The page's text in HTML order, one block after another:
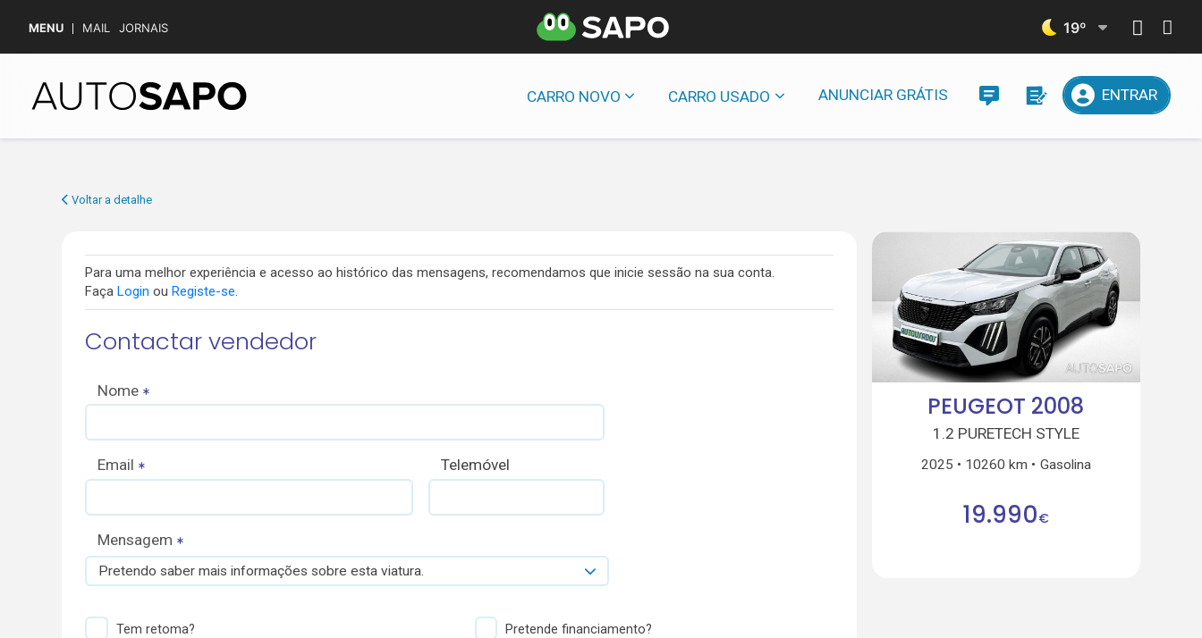
MENU MAIL JORNAIS 19º
CARRO NOVO CARRO USADO ANUNCIAR GRÁTIS ENTRAR
Voltar a detalhe
Para uma melhor experiência e acesso ao histórico das mensagens, recomendamos que inicie sessão na sua conta.
Faça Login ou Registe-se.
Contactar vendedor
Nome
Email Telemóvel
Mensagem
Pretendo saber mais informações sobre esta viatura.
Tem retoma? Pretende financiamento?
PEUGEOT 2008
1.2 PURETECH STYLE
2025 10260 km Gasolina
19.990€